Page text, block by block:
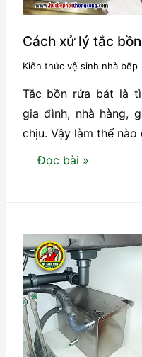
nhất
Cách xử lý tắc
Kiến thức vệ sinh nhà bếp
Tắc bồn rửa bát là
gia đình, nhà hàng,
chịu. Vậy làm thế
Cách
bồn
rửa
bát
hiệu
quả
Đọc bài »